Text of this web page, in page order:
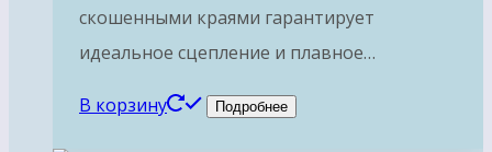
скошенными краями гарантирует
идеальное сцепление и плавное…
В корзину Подробнее